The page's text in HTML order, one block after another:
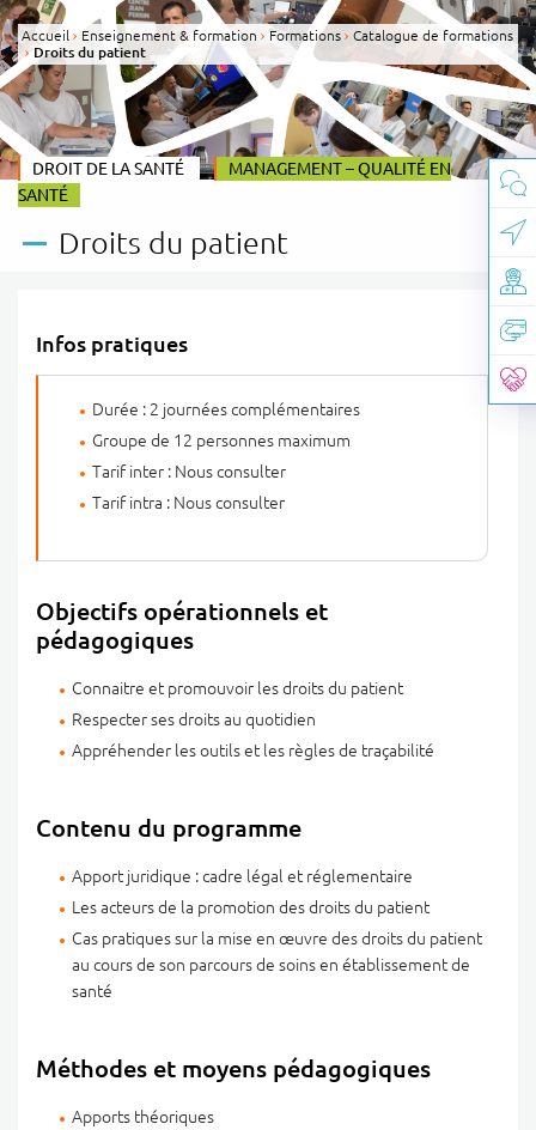
Accueil Enseignement & formation Formations
Catalogue de formations
Droits du patient
Droits du patient
CATÉGORIE(S) :
DROIT DE LA SANTÉ THÈME :
MANAGEMENT – QUALITÉ EN
SANTÉ
Infos pratiques
Durée : 2 journées complémentaires
Groupe de 12 personnes maximum
Tarif inter : Nous consulter
Tarif intra : Nous consulter
Objectifs opérationnels et
pédagogiques
Connaitre et promouvoir les droits du patient
Respecter ses droits au quotidien
Appréhender les outils et les règles de traçabilité
Contenu du programme
Apport juridique : cadre légal et réglementaire
Les acteurs de la promotion des droits du patient
Cas pratiques sur la mise en œuvre des droits du patient
au cours de son parcours de soins en établissement de
santé
Méthodes et moyens pédagogiques
Apports théoriques
Panneau de gestion des cookies